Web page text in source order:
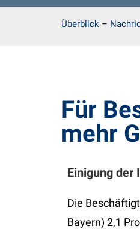
Überblick –
Für
mehr
Einigung der
Die
Bayern) 2,1